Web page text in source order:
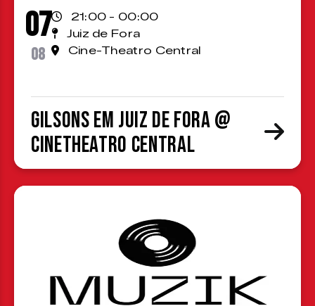
07
08
21:00 - 00:00
Juiz de Fora
Cine-Theatro Central
Gilsons em Juiz de Fora @
CineTheatro Central